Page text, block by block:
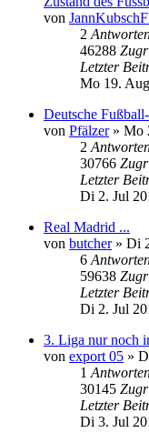
von
2
46288
Letzter
Mo 19.
Deutsche
von Pfälzer» Mo
2
30766
Letzter
Di 2. Jul
Real Madrid ...
von butcher» Di
6
59638
Letzter
Di 2. Jul
3. Liga nur noch
von export 05 »
1
30145
Letzter
Di 3. Jul